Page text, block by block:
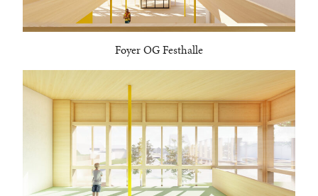
Foyer OG Festhalle